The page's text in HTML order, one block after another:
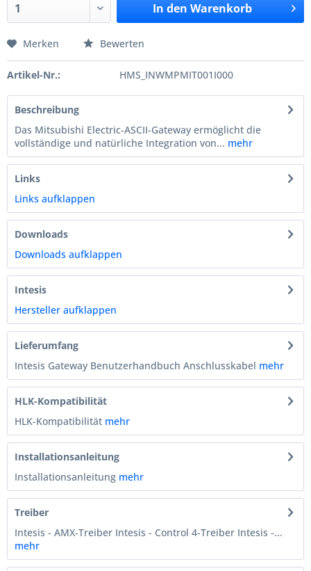
In den Warenkorb
Merken Bewerten
Artikel-Nr.: HMS_INWMPMIT001I000
Beschreibung
Das Mitsubishi Electric-ASCII-Gateway ermöglicht die
vollständige und natürliche Integration von... mehr
Links
Links aufklappen
Downloads
Downloads aufklappen
Intesis
Hersteller aufklappen
Lieferumfang
Intesis Gateway Benutzerhandbuch Anschlusskabel mehr
HLK-Kompatibilität
HLK-Kompatibilität mehr
Installationsanleitung
Installationsanleitung mehr
Treiber
Intesis - AMX-Treiber Intesis - Control 4-Treiber Intesis -...
mehr